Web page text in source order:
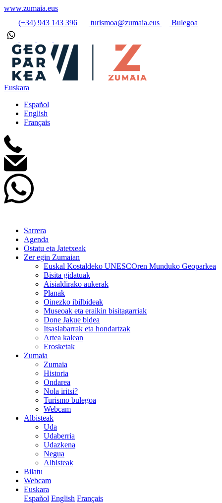
www.zumaia.eus
(+34) 943 143 396
turismoa@zumaia.eus Bulegoa
Euskara
Español
English
Français
Sarrera
Agenda
Ostatu eta Jatetxeak
Zer egin Zumaian
Euskal Kostaldeko UNESCOren Munduko Geoparkea
Bisita gidatuak
Aisialdirako aukerak
Planak
Oinezko ibilbideak
Museoak eta eraikin bisitagarriak
Done Jakue bidea
Itsaslabarrak eta hondartzak
Artea kalean
Erosketak
Zumaia
Zumaia
Historia
Ondarea
Nola iritsi?
Turismo bulegoa
Webcam
Albisteak
Uda
Udaberria
Udazkena
Negua
Albisteak
Bilatu
Webcam
Euskara
Español English Français